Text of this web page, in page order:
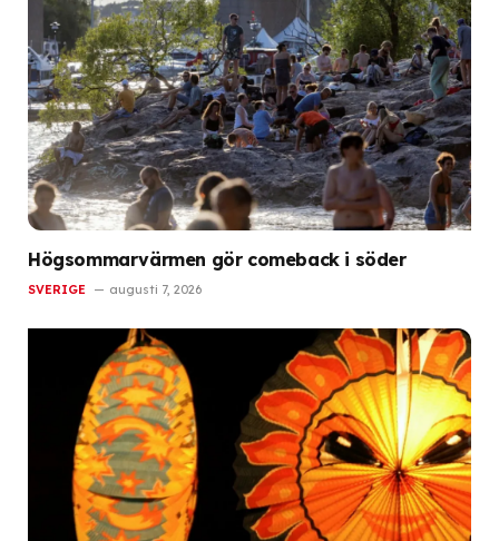
Högsommarvärmen gör comeback i söder
SVERIGE augusti 7, 2026